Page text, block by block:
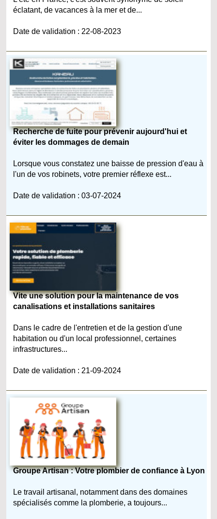
éclatant, de vacances à la mer et de...
Date de validation : 22-08-2023
Recherche de fuite pour prévenir aujourd'hui et
éviter les dommages de demain
Lorsque vous constatez une baisse de pression d'eau à
l'un de vos robinets, votre premier réflexe est...
Date de validation : 03-07-2024
Vite une solution pour la maintenance de vos
canalisations et installations sanitaires
Dans le cadre de l'entretien et de la gestion d'une
habitation ou d'un local professionnel, certaines
infrastructures...
Date de validation : 21-09-2024
Groupe Artisan : Votre plombier de confiance à Lyon
Le travail artisanal, notamment dans des domaines
spécialisés comme la plomberie, a toujours...